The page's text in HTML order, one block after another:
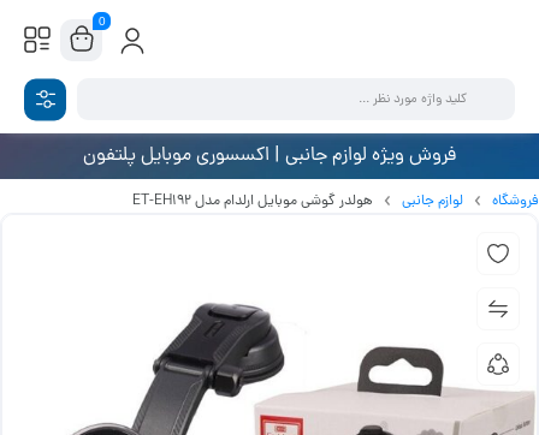
0
فروش ویژه لوازم جانبی | اکسسوری موبایل پلتفون
فروشگاه لوازم جانبی هولدر گوشی موبایل ارلدام مدل ET-EH192